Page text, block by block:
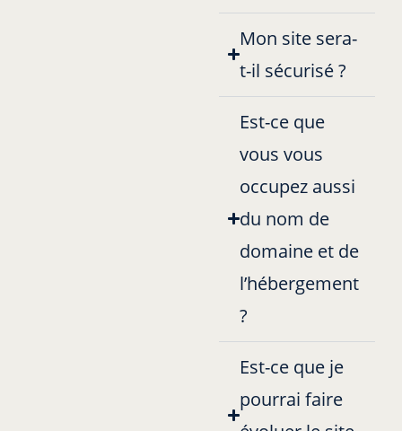
Mon site sera-
t-il sécurisé ?
Est-ce que
vous vous
occupez aussi
du nom de
domaine et de
l’hébergement
?
Est-ce que je
pourrai faire